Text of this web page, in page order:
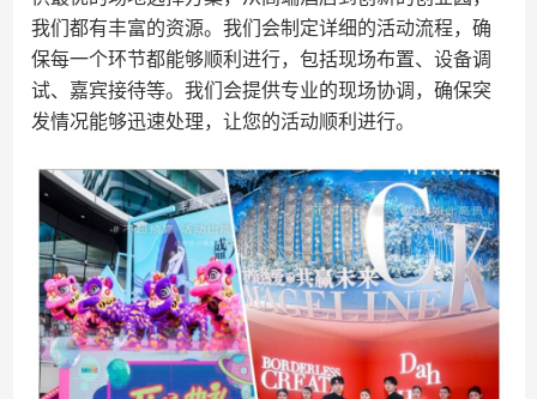
我们都有丰富的资源。我们会制定详细的活动流程，确
保每一个环节都能够顺利进行，包括现场布置、设备调
试、嘉宾接待等。我们会提供专业的现场协调，确保突
发情况能够迅速处理，让您的活动顺利进行。